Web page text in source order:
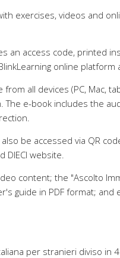
exercises, videos and
an access code, printed
online platform
all devices (PC, Mac,
e-book includes the
be accessed via QR
DIECI website.
content; the "Ascolto
guide in PDF format; and
per stranieri diviso in 4